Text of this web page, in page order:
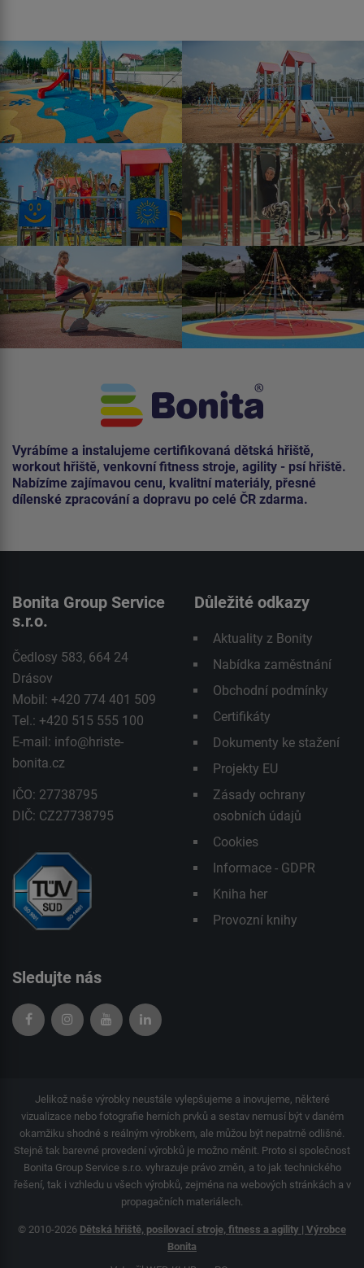
Vyrábíme a instalujeme certifikovaná dětská hřiště,
workout hřiště, venkovní fitness stroje, agility - psí hřiště.
Nabízíme zajímavou cenu, kvalitní materiály, přesné
dílenské zpracování a dopravu po celé ČR zdarma.
Bonita Group Service
s.r.o.
Čedlosy 583, 664 24
Drásov
Mobil: +420 774 401 509
Tel.: +420 515 555 100
E-mail: info@hriste-
bonita.cz
IČO: 27738795
DIČ: CZ27738795
Důležité odkazy
Aktuality z Bonity
Nabídka zaměstnání
Obchodní podmínky
Certifikáty
Dokumenty ke stažení
Projekty EU
Zásady ochrany
osobních údajů
Cookies
Informace - GDPR
Kniha her
Provozní knihy
Sledujte nás
Jelikož naše výrobky neustále vylepšujeme a inovujeme, některé
vizualizace nebo fotografie herních prvků a sestav nemusí být v daném
okamžiku shodné s reálným výrobkem, ale můžou být nepatrně odlišné.
Stejně tak barevné provedení výrobků je možno měnit. Proto si společnost
Bonita Group Service s.r.o. vyhrazuje právo změn, a to jak technického
řešení, tak i vzhledu u všech výrobků, zejména na webových stránkách a v
propagačních materiálech.
© 2010-2026 Dětská hřiště, posilovací stroje, fitness a agility | Výrobce
Bonita